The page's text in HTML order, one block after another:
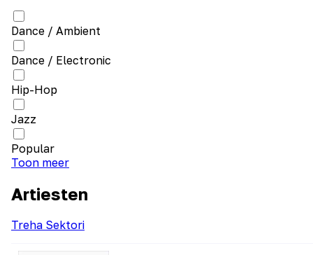
Dance / Ambient
Dance / Electronic
Hip-Hop
Jazz
Popular
Toon meer
Artiesten
Treha Sektori